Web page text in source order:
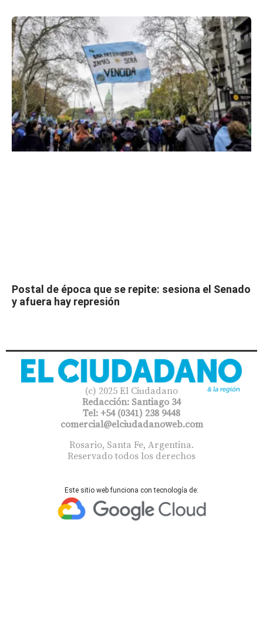
Postal de época que se repite: sesiona el Senado
y afuera hay represión
(c) 2025 El Ciudadano
Redacción: Santiago 34
Tel: +54 (0341) 238 9448
comercial@elciudadanoweb.com​
Rosario, Santa Fe, Argentina.
Reservado todos los derechos
Este sitio web funciona con tecnología de: